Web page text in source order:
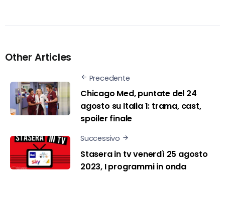
Other Articles
Precedente
Chicago Med, puntate del 24
agosto su Italia 1: trama, cast,
spoiler finale
Successivo
Stasera in tv venerdì 25 agosto
2023, I programmi in onda